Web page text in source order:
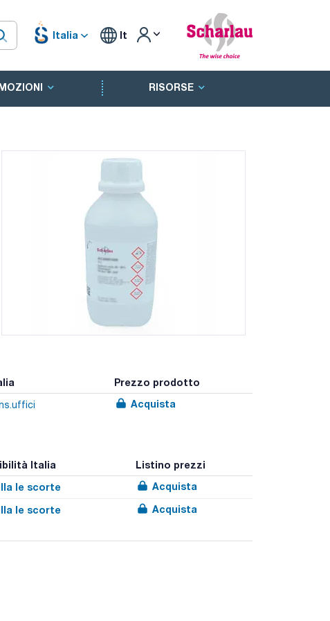
Italia It
RISORSE
Prezzo prodotto
Acquista
Italia Listino prezzi
le scorte Acquista
le scorte Acquista